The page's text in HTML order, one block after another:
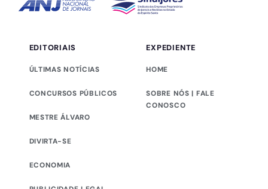
EDITORIAIS
ÚLTIMAS NOTÍCIAS
CONCURSOS PÚBLICOS
MESTRE ÁLVARO
DIVIRTA-SE
ECONOMIA
EXPEDIENTE
HOME
SOBRE NÓS | FALE
CONOSCO